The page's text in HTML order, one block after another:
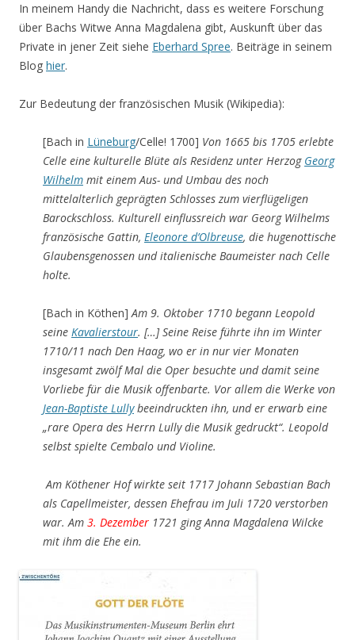
In meinem Handy die Nachricht, dass es weitere Forschung
über Bachs Witwe Anna Magdalena gibt, Auskunft über das
Private in jener Zeit siehe Eberhard Spree. Beiträge in seinem
Blog hier.
Zur Bedeutung der französischen Musik (Wikipedia):
[Bach in Lüneburg/Celle! 1700] Von 1665 bis 1705 erlebte
Celle eine kulturelle Blüte als Residenz unter Herzog Georg
Wilhelm mit einem Aus- und Umbau des noch
mittelalterlich geprägten Schlosses zum vierflügeligen
Barockschloss. Kulturell einflussreich war Georg Wilhelms
französische Gattin, Eleonore d’Olbreuse, die hugenottische
Glaubensgenossen und italienische Baumeister nach Celle
holte.
[Bach in Köthen] Am 9. Oktober 1710 begann Leopold
seine Kavalierstour. […] Seine Reise führte ihn im Winter
1710/11 nach Den Haag, wo er in nur vier Monaten
insgesamt zwölf Mal die Oper besuchte und damit seine
Vorliebe für die Musik offenbarte. Vor allem die Werke von
Jean-Baptiste Lullybeeindruckten ihn, und er erwarb eine
„rare Opera des Herrn Lully die Musik gedruckt“. Leopold
selbst spielte Cembalo und Violine.
Am Köthener Hof wirkte seit 1717 Johann Sebastian Bach
als Capellmeister, dessen Ehefrau im Juli 1720 verstorben
war. Am 3. Dezember 1721 ging Anna Magdalena Wilcke
mit ihm die Ehe ein.